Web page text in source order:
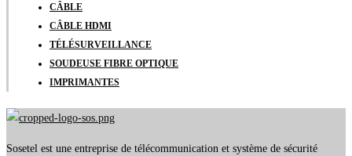
CÂBLE
CÂBLE HDMI
TÉLÉSURVEILLANCE
SOUDEUSE FIBRE OPTIQUE
IMPRIMANTES
Sosetel est une entreprise de télécommunication et système de sécurité